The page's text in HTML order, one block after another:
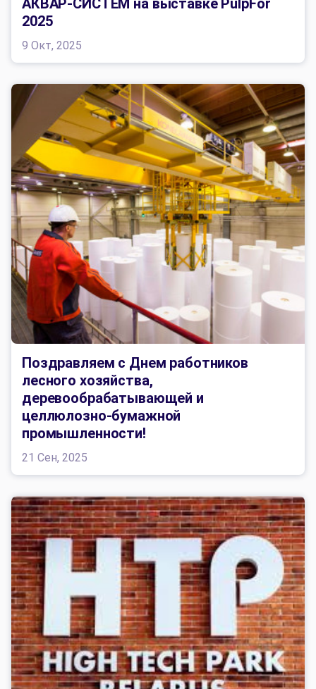
9 Окт, 2025
АКВАР-СИСТЕМ на выставке PulpFor
2025
21 Сен, 2025
Поздравляем с Днем работников
лесного хозяйства,
деревообрабатывающей и
целлюлозно-бумажной
промышленности!